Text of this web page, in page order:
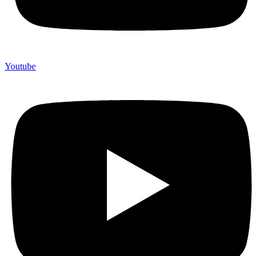
Youtube